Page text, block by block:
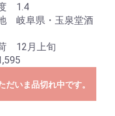
1.4
岐阜県・玉泉堂酒
12月上旬
だいま品切れ中です。